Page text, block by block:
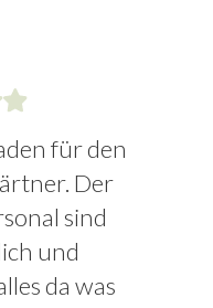
für den
Der
sind
und
da was